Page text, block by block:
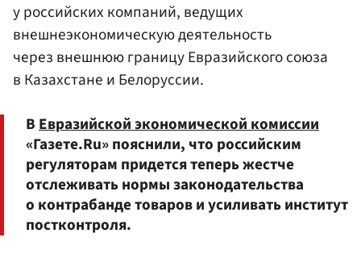
у российских компаний, ведущих
внешнеэкономическую деятельность
через внешнюю границу Евразийского союза
в Казахстане и Белоруссии.
ВЕвразийской экономической комиссии
«Газете.Ru» пояснили, что российским
регуляторам придется теперь жестче
отслеживать нормы законодательства
о контрабанде товаров и усиливать институт
постконтроля.